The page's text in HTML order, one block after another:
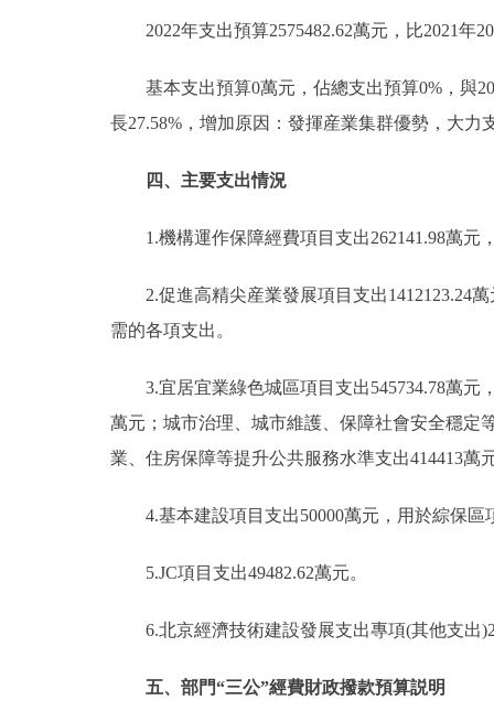
2022年支出預算2575482.62萬元，比2021年
基本支出預算0萬元，佔總支出預算0%，與
長27.58%，增加原因：發揮産業集群優勢，大
四、主要支出情況
1.機構運作保障經費項目支出262141.98萬元
2.促進高精尖産業發展項目支出1412123.24萬
需的各項支出。
3.宜居宜業綠色城區項目支出545734.78萬元
萬元；城市治理、城市維護、保障社會安全穩定
業、住房保障等提升公共服務水準支出414413萬
4.基本建設項目支出50000萬元，用於綜保區
5.JC項目支出49482.62萬元。
6.北京經濟技術建設發展支出專項(其他支出
五、部門“三公”經費財政撥款預算説明